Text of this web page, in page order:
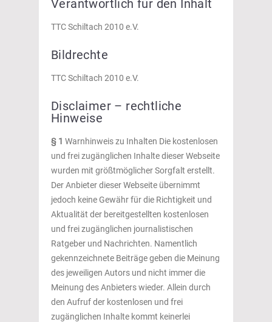
Verantwortlich für den Inhalt
TTC Schiltach 2010 e.V.
Bildrechte
TTC Schiltach 2010 e.V.
Disclaimer – rechtliche
Hinweise
§ 1 Warnhinweis zu Inhalten Die kostenlosen
und frei zugänglichen Inhalte dieser Webseite
wurden mit größtmöglicher Sorgfalt erstellt.
Der Anbieter dieser Webseite übernimmt
jedoch keine Gewähr für die Richtigkeit und
Aktualität der bereitgestellten kostenlosen
und frei zugänglichen journalistischen
Ratgeber und Nachrichten. Namentlich
gekennzeichnete Beiträge geben die Meinung
des jeweiligen Autors und nicht immer die
Meinung des Anbieters wieder. Allein durch
den Aufruf der kostenlosen und frei
zugänglichen Inhalte kommt keinerlei